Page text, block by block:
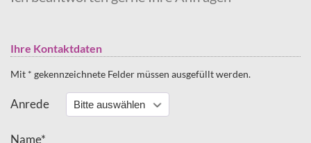
Ihre Kontaktdaten
Mit * gekennzeichnete Felder müssen ausgefüllt werden.
Anrede
Name*